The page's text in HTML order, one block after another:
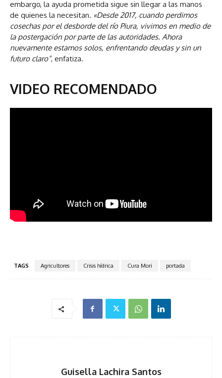
embargo, la ayuda prometida sigue sin llegar a las manos
de quienes la necesitan. «Desde 2017, cuando perdimos
cosechas por el desborde del río Piura, vivimos en medio de
la postergación por parte de las autoridades. Ahora
nuevamente estamos solos, enfrentando deudas y sin un
futuro claro”, enfatiza.
VIDEO RECOMENDADO
TAGS Agricultores Crisis hídrica Cura Mori portada
Guisella Lachira Santos